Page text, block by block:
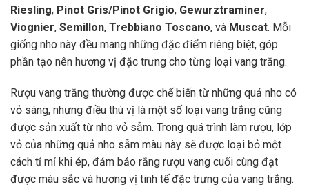
Riesling, Pinot Gris/Pinot Grigio, Gewurztraminer,
Viognier, Semillon, Trebbiano Toscano, và Muscat. Mỗi
giống nho này đều mang những đặc điểm riêng biệt, góp
phần tạo nên hương vị đặc trưng cho từng loại vang trắng.
Rượu vang trắng thường được chế biến từ những quả nho có
vỏ sáng, nhưng điều thú vị là một số loại vang trắng cũng
được sản xuất từ nho vỏ sẫm. Trong quá trình làm rượu, lớp
vỏ của những quả nho sẫm màu này sẽ được loại bỏ một
cách tỉ mỉ khi ép, đảm bảo rằng rượu vang cuối cùng đạt
được màu sắc và hương vị tinh tế đặc trưng của vang trắng.